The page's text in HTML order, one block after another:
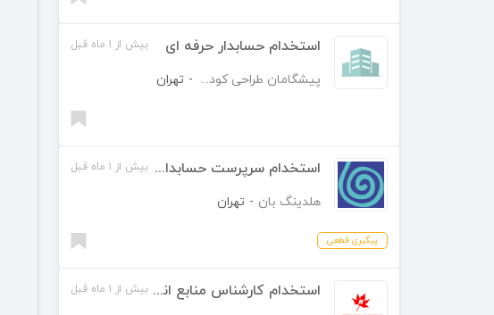
استخدام حسابدار حرفه ای
پیشگامان طراحی کودک - تهران
بیش از ۱ ماه قبل
استخدام سرپرست حسابداری
هلدینگ بان - تهران
بیش از ۱ ماه قبل
پیگیری قطعی
استخدام کارشناس منابع انسانی بیش از ۱ ماه قبل